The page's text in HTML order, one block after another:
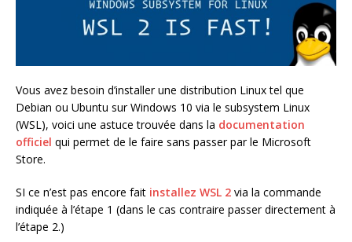
Vous avez besoin d’installer une distribution Linux tel que
Debian ou Ubuntu sur Windows 10 via le subsystem Linux
(WSL), voici une astuce trouvée dans la documentation
officiel qui permet de le faire sans passer par le Microsoft
Store.
SI ce n’est pas encore fait installez WSL 2 via la commande
indiquée à l’étape 1 (dans le cas contraire passer directement à
l’étape 2.)